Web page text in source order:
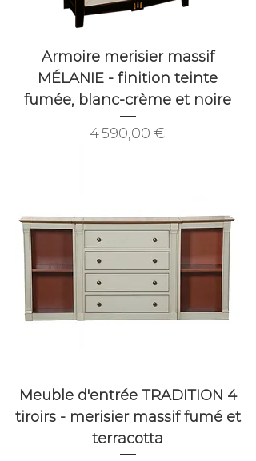
Armoire merisier massif
MÉLANIE - finition teinte
fumée, blanc-crème et noire
Prix
4 590,00 €
Meuble d'entrée TRADITION 4
tiroirs - merisier massif fumé et
terracotta